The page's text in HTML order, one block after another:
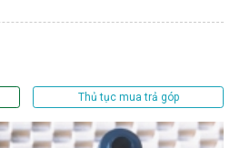
Thủ tục mua trả góp